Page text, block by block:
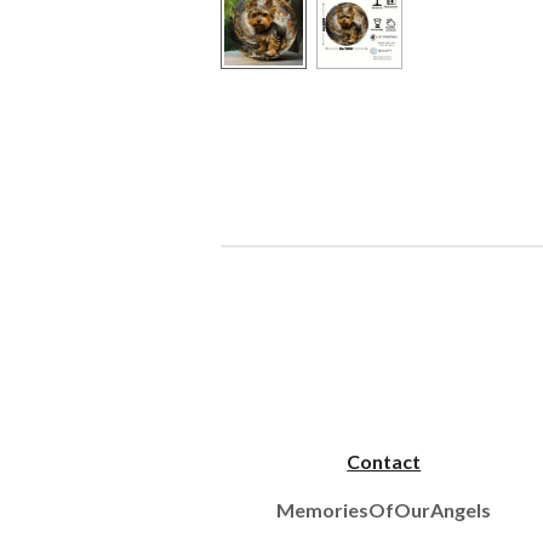
Contact
MemoriesOfOurAngels